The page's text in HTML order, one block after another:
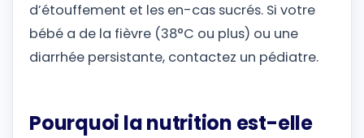
d’étouffement et les en-cas sucrés. Si votre
bébé a de la fièvre (38°C ou plus) ou une
diarrhée persistante, contactez un pédiatre.
Pourquoi la nutrition est-elle